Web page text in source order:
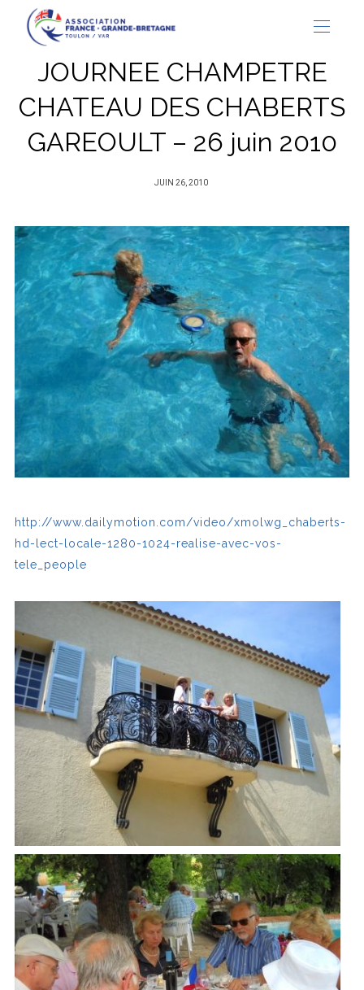
JOURNEE CHAMPETRE
CHATEAU DES CHABERTS
GAREOULT – 26 juin 2010
PUBLIÉ
JUIN 26, 2010
http://www.dailymotion.com/video/xmolwg_chaberts-
hd-lect-locale-1280-1024-realise-avec-vos-
tele_people